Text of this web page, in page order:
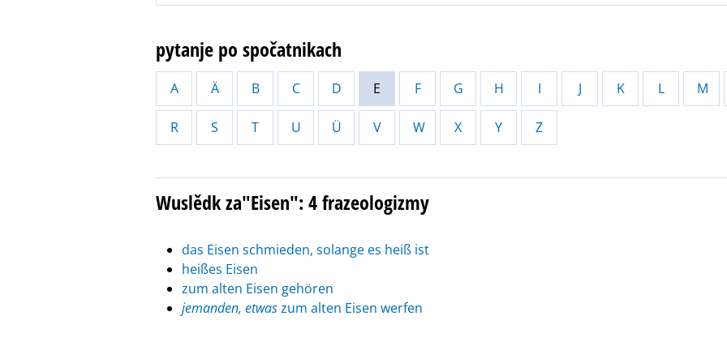
pytanje po spočatnikach
A Ä B C D E F G H I J K L M
R S T U Ü V W X Y Z
Wuslědk za"Eisen": 4 frazeologizmy
das Eisen schmieden, solange es heiß ist
heißes Eisen
zum alten Eisen gehören
jemanden, etwaszum alten Eisen werfen